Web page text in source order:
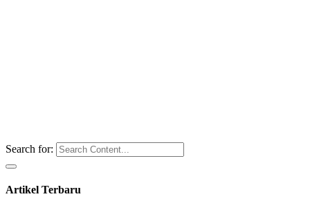
Search for:
Artikel Terbaru